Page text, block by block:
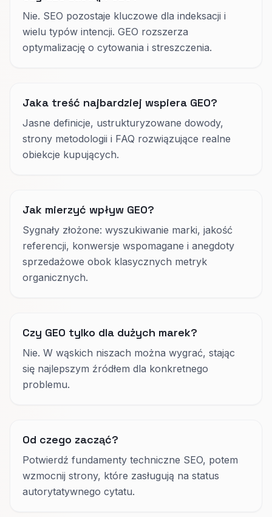
Nie. SEO pozostaje kluczowe dla indeksacji i
wielu typów intencji. GEO rozszerza
optymalizację o cytowania i streszczenia.
Jaka treść najbardziej wspiera GEO?
Jasne definicje, ustrukturyzowane dowody,
strony metodologii i FAQ rozwiązujące realne
obiekcje kupujących.
Jak mierzyć wpływ GEO?
Sygnały złożone: wyszukiwanie marki, jakość
referencji, konwersje wspomagane i anegdoty
sprzedażowe obok klasycznych metryk
organicznych.
Czy GEO tylko dla dużych marek?
Nie. W wąskich niszach można wygrać, stając
się najlepszym źródłem dla konkretnego
problemu.
Od czego zacząć?
Potwierdź fundamenty techniczne SEO, potem
wzmocnij strony, które zasługują na status
autorytatywnego cytatu.